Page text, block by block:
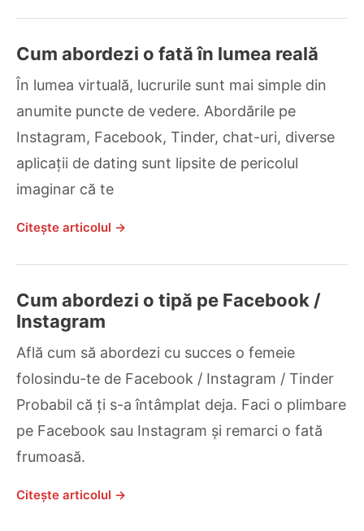
Cum abordezi o fată în lumea reală
În lumea virtuală, lucrurile sunt mai simple din
anumite puncte de vedere. Abordările pe
Instagram, Facebook, Tinder, chat-uri, diverse
aplicații de dating sunt lipsite de pericolul
imaginar că te
Citește articolul →
Cum abordezi o tipă pe Facebook /
Instagram
Află cum să abordezi cu succes o femeie
folosindu-te de Facebook / Instagram / Tinder
Probabil că ți s-a întâmplat deja. Faci o plimbare
pe Facebook sau Instagram și remarci o fată
frumoasă.
Citește articolul →